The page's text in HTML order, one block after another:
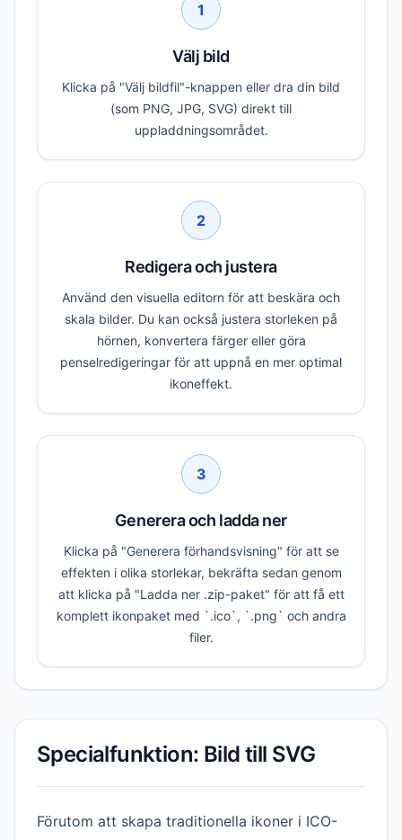
1
Välj bild
Klicka på "Välj bildfil"-knappen eller dra din bild
(som PNG, JPG, SVG) direkt till
uppladdningsområdet.
2
Redigera och justera
Använd den visuella editorn för att beskära och
skala bilder. Du kan också justera storleken på
hörnen, konvertera färger eller göra
penselredigeringar för att uppnå en mer optimal
ikoneffekt.
3
Generera och ladda ner
Klicka på "Generera förhandsvisning" för att se
effekten i olika storlekar, bekräfta sedan genom
att klicka på "Ladda ner .zip-paket" för att få ett
komplett ikonpaket med `.ico`, `.png` och andra
filer.
Specialfunktion: Bild till SVG
Förutom att skapa traditionella ikoner i ICO-